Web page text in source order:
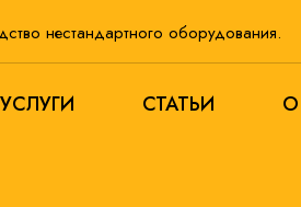
нестандартного оборудования.
УСЛУГИ СТАТЬИ